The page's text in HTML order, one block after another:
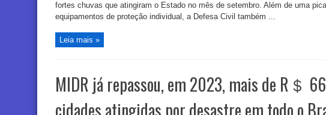
fortes chuvas que atingiram o Estado no mês de setembro. Além de uma
equipamentos de proteção individual, a Defesa Civil também ...
Leia mais »
MIDR já repassou, em 2023, mais de R＄
cidades atingidas por desastre em todo o